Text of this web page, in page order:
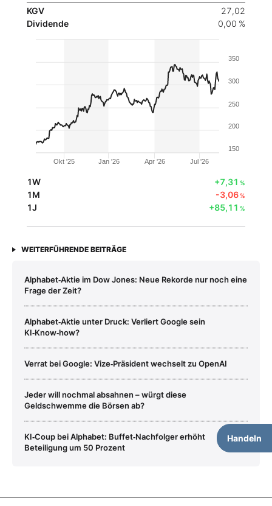
KGV
27,02
Dividende
0,00 %
Handeln
Okt '25 Jan '26 Apr '26 Jul '26
200
300
150
250
350
1W +7,31 %
1M -3,06%
1J +85,11 %
WEITERFÜHRENDE BEITRÄGE
Alphabet‑Aktie im Dow Jones: Neue Rekorde nur noch eine
Frage der Zeit?
Alphabet‑Aktie unter Druck: Verliert Google sein
KI‑Know‑how?
Verrat bei Google: Vize‑Präsident wechselt zu OpenAI
Jeder will nochmal absahnen – würgt diese
Geldschwemme die Börsen ab?
KI‑Coup bei Alphabet: Buffet‑Nachfolger erhöht
Beteiligung um 50 Prozent